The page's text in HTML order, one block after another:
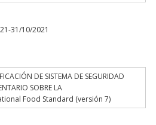
31/10/2021
DE SISTEMA DE SEGURIDAD
SOBRE LA
Food Standard (versión 7)